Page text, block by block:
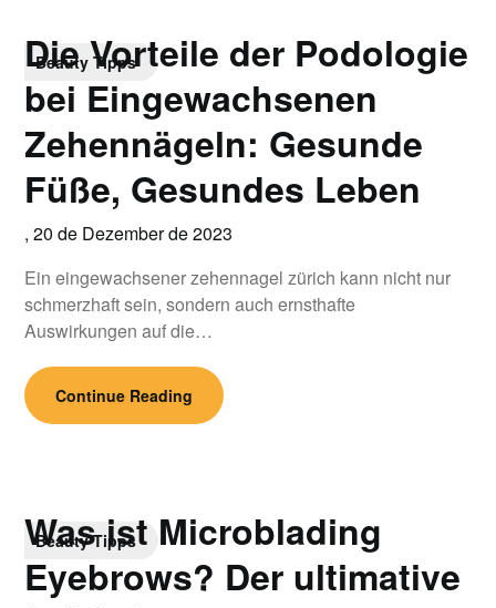
Beauty Tipps
Die Vorteile der Podologie
bei Eingewachsenen
Zehennägeln: Gesunde
Füße, Gesundes Leben
,20 de Dezember de 2023
Ein eingewachsener zehennagel zürich kann nicht nur
schmerzhaft sein, sondern auch ernsthafte
Auswirkungen auf die…
Continue Reading
Beauty Tipps
Was ist Microblading
Eyebrows? Der ultimative